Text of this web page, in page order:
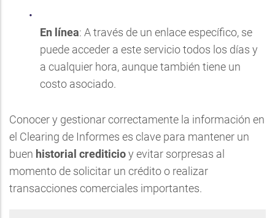
En línea: A través de un enlace específico, se
puede acceder a este servicio todos los días y
a cualquier hora, aunque también tiene un
costo asociado.
Conocer y gestionar correctamente la información en
el Clearing de Informes es clave para mantener un
buen historial crediticioy evitar sorpresas al
momento de solicitar un crédito o realizar
transacciones comerciales importantes.